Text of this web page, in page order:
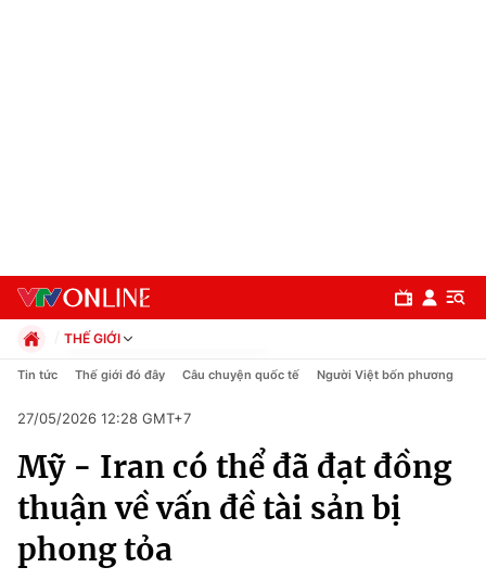
Chuyên mục
Chính trị
Xã hội
THẾ GIỚI
Chính trị
Pháp luật
Kinh tế
Thể thao
Truyền hình
Văn hóa - Giải trí
Y tế
Tin tức Thế giới đó đây Câu chuyện quốc tế Người Việt bốn phương
27/05/2026 12:28 GMT+7
Mỹ - Iran có thể đã đạt đồng
thuận về vấn đề tài sản bị
phong tỏa